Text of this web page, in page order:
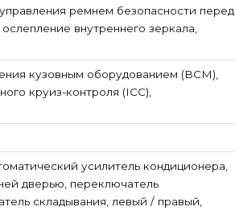
ремнем безопасности перед
внутреннего зеркала,
кузовным оборудованием (BCM),
круиз-контроля (ICC),
усилитель кондиционера,
дверью, переключатель
складывания, левый / правый,